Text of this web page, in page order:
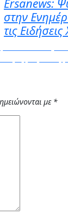
στην
τις
με*